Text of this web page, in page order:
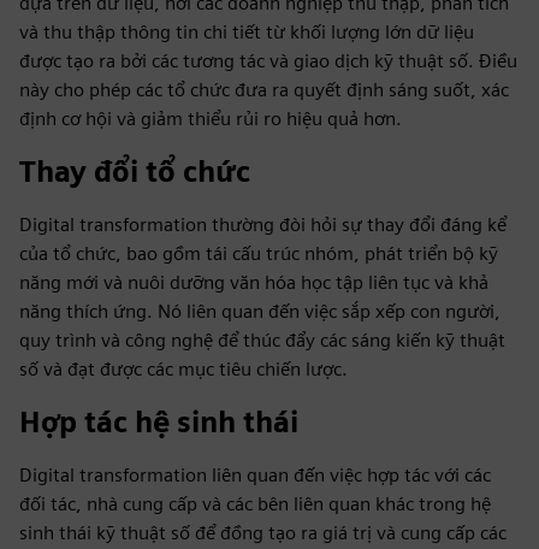
và thu thập thông tin chi tiết từ khối lượng lớn dữ liệu
được tạo ra bởi các tương tác và giao dịch kỹ thuật số. Điều
này cho phép các tổ chức đưa ra quyết định sáng suốt, xác
định cơ hội và giảm thiểu rủi ro hiệu quả hơn.
Thay đổi tổ chức
Digital transformation thường đòi hỏi sự thay đổi đáng kể
của tổ chức, bao gồm tái cấu trúc nhóm, phát triển bộ kỹ
năng mới và nuôi dưỡng văn hóa học tập liên tục và khả
năng thích ứng. Nó liên quan đến việc sắp xếp con người,
quy trình và công nghệ để thúc đẩy các sáng kiến kỹ thuật
số và đạt được các mục tiêu chiến lược.
Hợp tác hệ sinh thái
Digital transformation liên quan đến việc hợp tác với các
đối tác, nhà cung cấp và các bên liên quan khác trong hệ
sinh thái kỹ thuật số để đồng tạo ra giá trị và cung cấp các